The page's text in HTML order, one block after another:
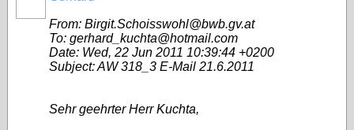
From: Birgit.Schoisswohl@bwb.gv.at
To: gerhard_kuchta@hotmail.com
Date: Wed, 22 Jun 2011 10:39:44 +0200
Subject: AW 318_3 E-Mail 21.6.2011
Sehr geehrter Herr Kuchta,